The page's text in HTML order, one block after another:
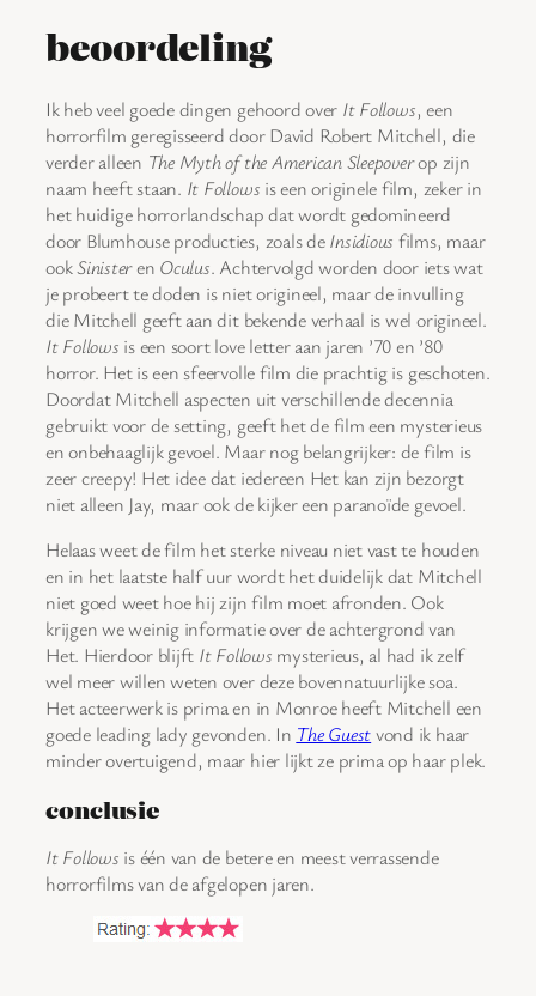
beoordeling
Ik heb veel goede dingen gehoord over It Follows, een
horrorfilm geregisseerd door David Robert Mitchell, die
verder alleen The Myth of the American Sleepoverop zijn
naam heeft staan. It Follows is een originele film, zeker in
het huidige horrorlandschap dat wordt gedomineerd
door Blumhouse producties, zoals deInsidious films, maar
ookSinisteren Oculus. Achtervolgd worden door iets wat
je probeert te doden is niet origineel, maar de invulling
die Mitchell geeft aan dit bekende verhaal is wel origineel.
It Follows is een soort love letter aan jaren ’70 en ’80
horror. Het is een sfeervolle film die prachtig is geschoten.
Doordat Mitchell aspecten uit verschillende decennia
gebruikt voor de setting, geeft het de film een mysterieus
en onbehaaglijk gevoel. Maar nog belangrijker: de film is
zeer creepy! Het idee dat iedereen Het kan zijn bezorgt
niet alleen Jay, maar ook de kijker een paranoïde gevoel.
Helaas weet de film het sterke niveau niet vast te houden
en in het laatste half uur wordt het duidelijk dat Mitchell
niet goed weet hoe hij zijn film moet afronden. Ook
krijgen we weinig informatie over de achtergrond van
Het. Hierdoor blijft It Follows mysterieus, al had ik zelf
wel meer willen weten over deze bovennatuurlijke soa.
Het acteerwerk is prima en in Monroe heeft Mitchell een
goede leading lady gevonden. In The Guestvond ik haar
minder overtuigend, maar hier lijkt ze prima op haar plek.
conclusie
It Follows is één van de betere en meest verrassende
horrorfilms van de afgelopen jaren.